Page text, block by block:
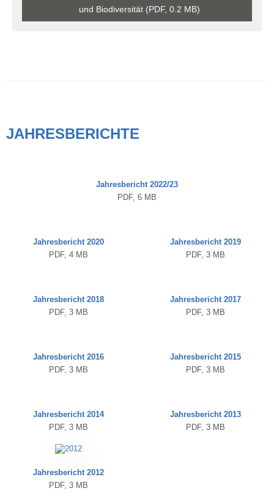
und Biodiversität (PDF, 0.2 MB)
JAHRESBERICHTE
Jahresbericht 2022/23
PDF, 6 MB
Jahresbericht 2020
PDF, 4 MB
Jahresbericht 2019
PDF, 3 MB
Jahresbericht 2018
PDF, 3 MB
Jahresbericht 2017
PDF, 3 MB
Jahresbericht 2016
PDF, 3 MB
Jahresbericht 2015
PDF, 3 MB
Jahresbericht 2014
PDF, 3 MB
Jahresbericht 2013
PDF, 3 MB
Jahresbericht 2012
PDF, 3 MB